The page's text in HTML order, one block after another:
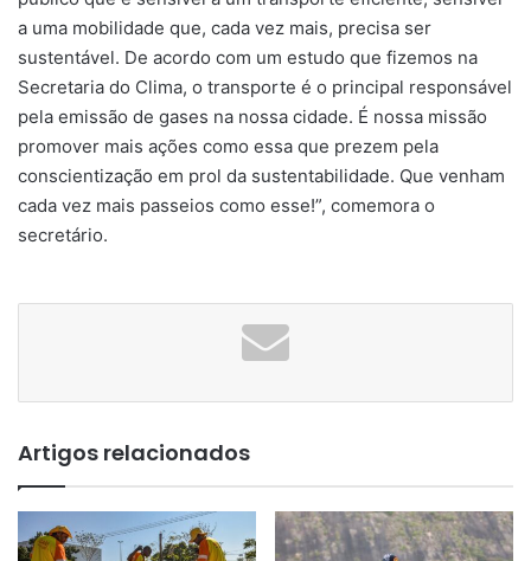
a uma mobilidade que, cada vez mais, precisa ser
sustentável. De acordo com um estudo que fizemos na
Secretaria do Clima, o transporte é o principal responsável
pela emissão de gases na nossa cidade. É nossa missão
promover mais ações como essa que prezem pela
conscientização em prol da sustentabilidade. Que venham
cada vez mais passeios como esse!”, comemora o
secretário.
Artigos relacionados